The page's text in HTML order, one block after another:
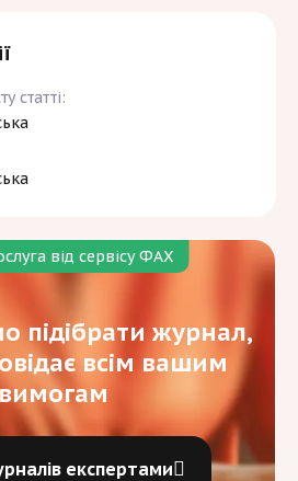
статті:
від сервісу ФАХ
підібрати журнал,
всім вашим
вимогам
експертами